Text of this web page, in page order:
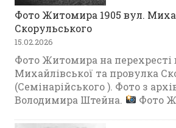
Фото Житомира 1905 вул.
Скорульського
15.02.2026
Фото Житомира на перехресті
Михайлівської та провулка
(Семінарійського ). Фото з
Володимира Штейна.
Фото